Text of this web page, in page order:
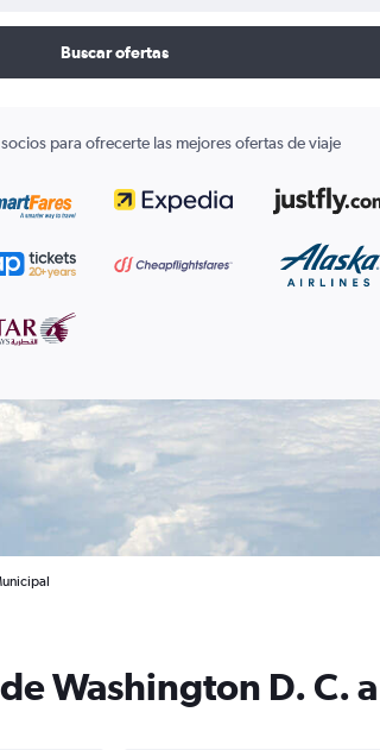
Buscar ofertas
para ofrecerte las mejores ofertas de viaje
Washington D. C.